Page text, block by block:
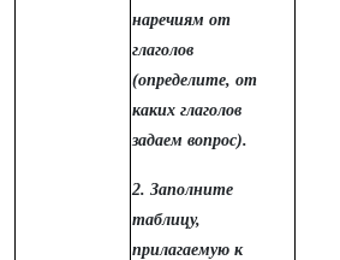
наречиям от
глаголов
(определите, от
каких глаголов
задаем вопрос).
2. Заполните
таблицу,
прилагаемую к